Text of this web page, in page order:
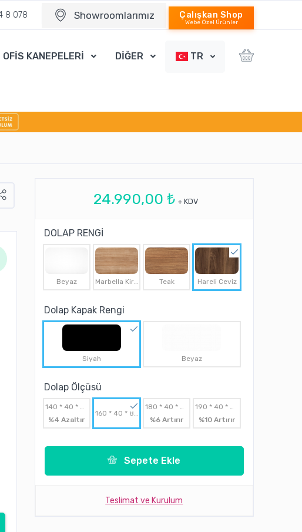
8 078 Showroomlarımız Çalışkan Shop
Webe Özel Ürünler
OFİS KANEPELERİ DİĞER TR
24.990,00 ₺ + KDV
DOLAP RENGİ
Beyaz Marbella Kirazı Teak Hareli Ceviz
Dolap Kapak Rengi
Siyah Beyaz
Dolap Ölçüsü
%4 Azaltır
%6 Artırır
%10 Artırır
Sepete Ekle
Teslimat ve Kurulum